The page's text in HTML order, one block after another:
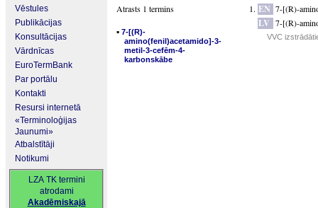
Vēstules
Publikācijas
Konsultācijas
Vārdnīcas
EuroTermBank
Par portālu
Kontakti
Resursi internetā
«Terminoloģijas
Jaunumi»
Atbalstītāji
Notikumi
LZA TK termini
atrodami
Akadēmiskajā
Atrasts 1 termins
▪ 7-[(R)-
amino(fenil)acetamido]-3-
metil-3-cefēm-4-
karbonskābe
EN 7-[(R)-
LV 7-[(R)-
VVC